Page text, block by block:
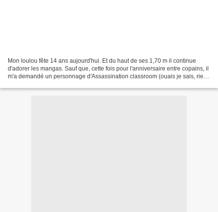
Mon loulou fête 14 ans aujourd'hui. Et du haut de ses 1,70 m il continue
d'adorer les mangas. Sauf que, cette fois pour l'anniversaire entre copains, il
m'a demandé un personnage d'Assassination classroom (ouais je sais, rien